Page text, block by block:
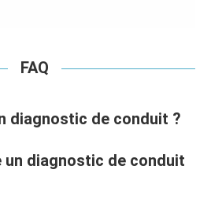
FAQ
diagnostic de conduit ?
un diagnostic de conduit